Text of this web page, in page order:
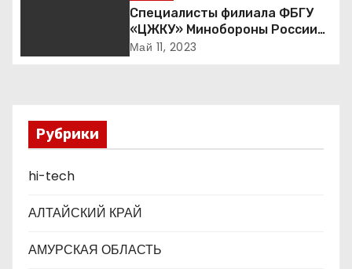
и
с
я
м
Специалисты филиала ФБГУ
«ЦЖКУ» Минобороны России
по ЦВО переведены в режим
Май 11, 2023
Рубрики
hi-tech
АЛТАЙСКИЙ КРАЙ
АМУРСКАЯ ОБЛАСТЬ